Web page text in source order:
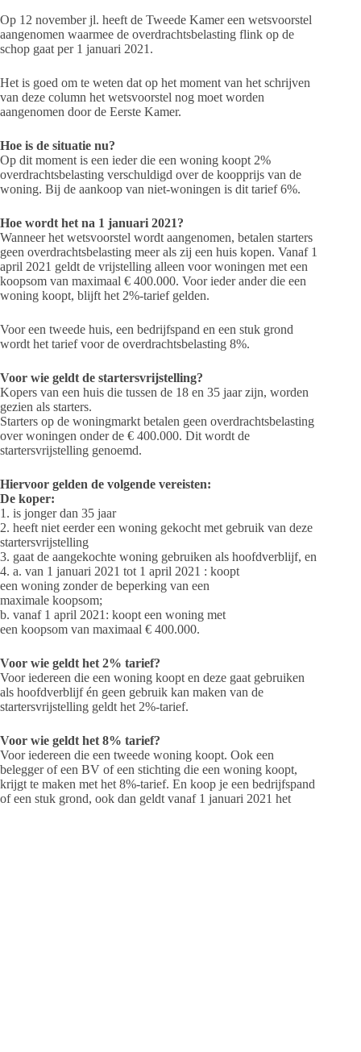
Op 12 november jl. heeft de Tweede Kamer een wetsvoorstel
aangenomen waarmee de overdrachtsbelasting flink op de
schop gaat per 1 januari 2021.
Het is goed om te weten dat op het moment van het schrijven
van deze column het wetsvoorstel nog moet worden
aangenomen door de Eerste Kamer.
Hoe is de situatie nu?
Op dit moment is een ieder die een woning koopt 2%
overdrachtsbelasting verschuldigd over de koopprijs van de
woning. Bij de aankoop van niet-woningen is dit tarief 6%.
Hoe wordt het na 1 januari 2021?
Wanneer het wetsvoorstel wordt aangenomen, betalen starters
geen overdrachtsbelasting meer als zij een huis kopen. Vanaf 1
april 2021 geldt de vrijstelling alleen voor woningen met een
koopsom van maximaal € 400.000. Voor ieder ander die een
woning koopt, blijft het 2%-tarief gelden.
Voor een tweede huis, een bedrijfspand en een stuk grond
wordt het tarief voor de overdrachtsbelasting 8%.
Voor wie geldt de startersvrijstelling?
Kopers van een huis die tussen de 18 en 35 jaar zijn, worden
gezien als starters.
Starters op de woningmarkt betalen geen overdrachtsbelasting
over woningen onder de € 400.000. Dit wordt de
startersvrijstelling genoemd.
Hiervoor gelden de volgende vereisten:
De koper:
1. is jonger dan 35 jaar
2. heeft niet eerder een woning gekocht met gebruik van deze
startersvrijstelling
3. gaat de aangekochte woning gebruiken als hoofdverblijf, en
4. a. van 1 januari 2021 tot 1 april 2021 : koopt
een woning zonder de beperking van een
maximale koopsom;
b. vanaf 1 april 2021: koopt een woning met
een koopsom van maximaal € 400.000.
Voor wie geldt het 2% tarief?
Voor iedereen die een woning koopt en deze gaat gebruiken
als hoofdverblijf én geen gebruik kan maken van de
startersvrijstelling geldt het 2%-tarief.
Voor wie geldt het 8% tarief?
Voor iedereen die een tweede woning koopt. Ook een
belegger of een BV of een stichting die een woning koopt,
krijgt te maken met het 8%-tarief. En koop je een bedrijfspand
of een stuk grond, ook dan geldt vanaf 1 januari 2021 het